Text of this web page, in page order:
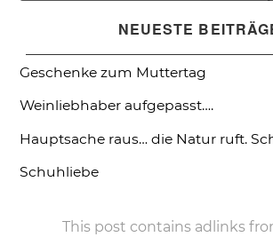
NEUESTE
Geschenke zum Muttertag
Weinliebhaber aufgepasst….
Hauptsache raus… die Natur ruft.
Schuhliebe
This post contains adlinks